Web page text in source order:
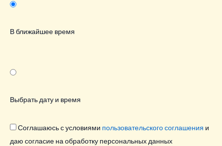
В ближайшее время
Выбрать дату и время
Соглашаюсь с условиями пользовательского соглашения и
даю согласие на обработку персональных данных